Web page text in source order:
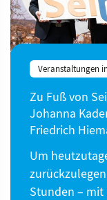
Veranstaltungen
Zu Fuß von
Johanna
Friedrich
Um
Stunden – mit